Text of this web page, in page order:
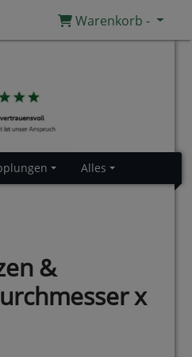
Warenkorb -
Alles
&
x